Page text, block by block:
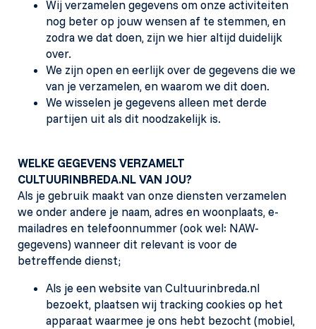
Wij verzamelen gegevens om onze activiteiten
nog beter op jouw wensen af te stemmen, en
zodra we dat doen, zijn we hier altijd duidelijk
over.
We zijn open en eerlijk over de gegevens die we
van je verzamelen, en waarom we dit doen.
We wisselen je gegevens alleen met derde
partijen uit als dit noodzakelijk is.
WELKE GEGEVENS VERZAMELT
CULTUURINBREDA.NL VAN JOU?
Als je gebruik maakt van onze diensten verzamelen
we onder andere je naam, adres en woonplaats, e-
mailadres en telefoonnummer (ook wel: NAW-
gegevens) wanneer dit relevant is voor de
betreffende dienst;
Als je een website van Cultuurinbreda.nl
bezoekt, plaatsen wij tracking cookies op het
apparaat waarmee je ons hebt bezocht (mobiel,